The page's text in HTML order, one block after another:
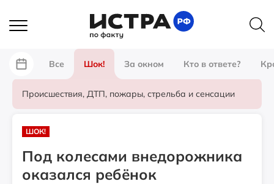
Все Шок! За окном Кто в ответе?
Происшествия, ДТП, пожары, стрельба и сенсации
ШОК!
Под колесами внедорожника
оказался ребёнок